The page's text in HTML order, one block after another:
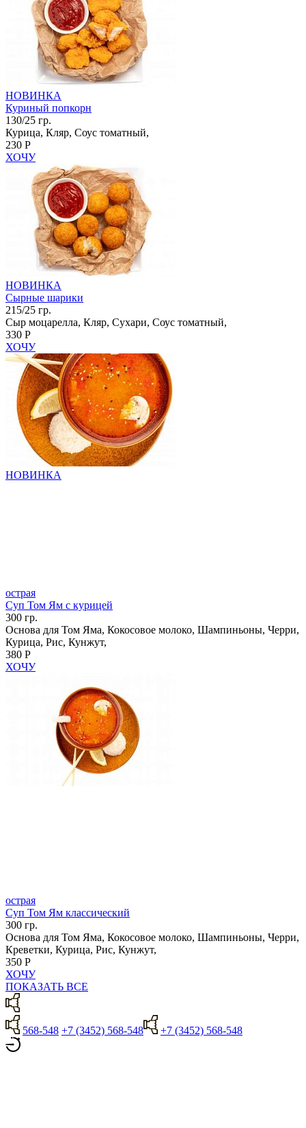
НОВИНКА
Куриный попкорн
130/25 гр.
Курица, Кляр, Соус томатный,
230 Р
ХОЧУ
НОВИНКА
Сырные шарики
215/25 гр.
Сыр моцарелла, Кляр, Сухари, Соус томатный,
330 Р
ХОЧУ
НОВИНКА
острая
Суп Том Ям с курицей
300 гр.
Основа для Том Яма, Кокосовое молоко, Шампиньоны, Черри,
Курица, Рис, Кунжут,
380 Р
ХОЧУ
острая
Суп Том Ям классический
300 гр.
Основа для Том Яма, Кокосовое молоко, Шампиньоны, Черри,
Креветки, Курица, Рис, Кунжут,
350 Р
ХОЧУ
ПОКАЗАТЬ ВСЕ
568-548 +7 (3452) 568-548 +7 (3452) 568-548